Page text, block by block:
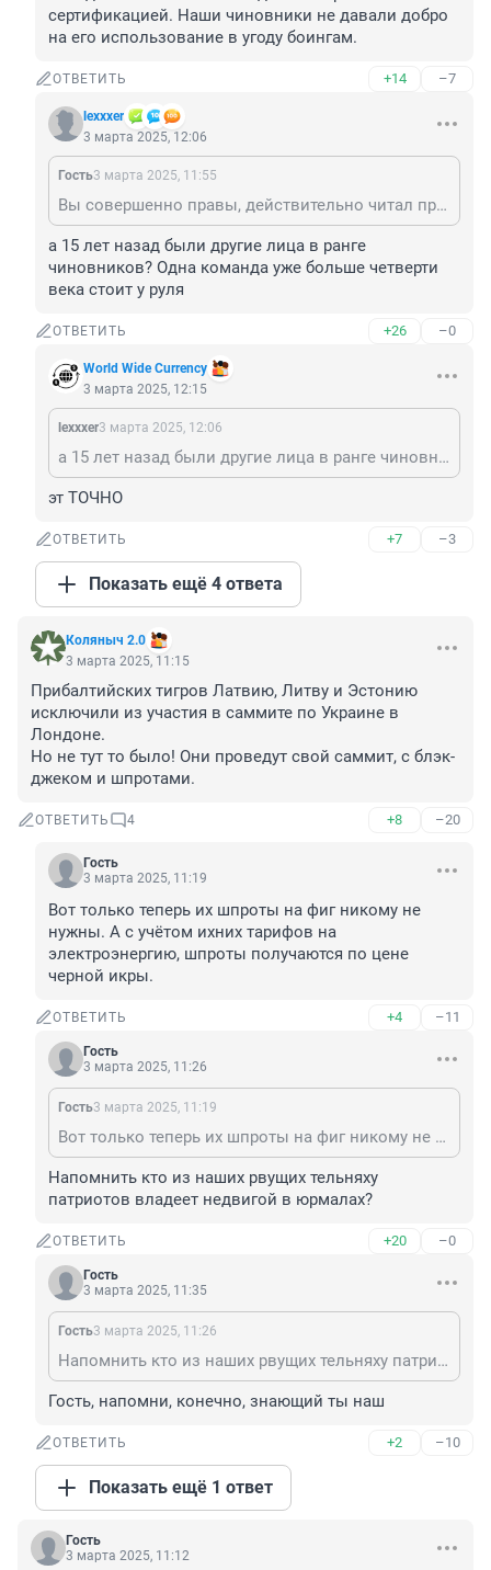
сертификацией. Наши чиновники не давали добро
на его использование в угоду боингам.
ОТВЕТИТЬ +14 –7
lexxxer
3 марта 2025, 12:06
Гость3 марта 2025, 11:55
Вы совершенно правы, действительно читал про этот двигатель лет 15 назад. Были проблемы с сертификацией. Наши чиновники не давали добро на его использование в угоду боингам.
а 15 лет назад были другие лица в ранге
чиновников? Одна команда уже больше четверти
века стоит у руля
ОТВЕТИТЬ +26 –0
World Wide Currency
3 марта 2025, 12:15
lexxxer3 марта 2025, 12:06
а 15 лет назад были другие лица в ранге чиновников? Одна команда уже больше четверти века стоит у руля
эт ТОЧНО
ОТВЕТИТЬ +7 –3
Показать ещё 4 ответа
Коляныч 2.0
3 марта 2025, 11:15
Прибалтийских тигров Латвию, Литву и Эстонию
исключили из участия в саммите по Украине в
Лондоне.
Но не тут то было! Они проведут свой саммит, с блэк-
джеком и шпротами.
ОТВЕТИТЬ 4 +8 –20
Гость
3 марта 2025, 11:19
Вот только теперь их шпроты на фиг никому не
нужны. А с учётом ихних тарифов на
электроэнергию, шпроты получаются по цене
черной икры.
ОТВЕТИТЬ +4 –11
Гость
3 марта 2025, 11:26
Гость3 марта 2025, 11:19
Вот только теперь их шпроты на фиг никому не нужны. А с учётом ихних тарифов на электроэнергию, шпроты получаются по цене черной икры.
Напомнить кто из наших рвущих тельняху
патриотов владеет недвигой в юрмалах?
ОТВЕТИТЬ +20 –0
Гость
3 марта 2025, 11:35
Гость3 марта 2025, 11:26
Напомнить кто из наших рвущих тельняху патриотов владеет недвигой в юрмалах?
Гость, напомни, конечно, знающий ты наш
ОТВЕТИТЬ +2 –10
Показать ещё 1 ответ
Гость
3 марта 2025, 11:12